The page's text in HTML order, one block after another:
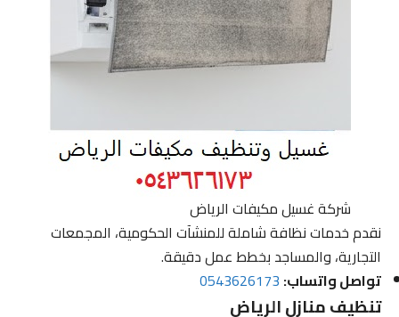
شركة غسيل مكيفات الرياض
نقدم خدمات نظافة شاملة للمنشآت الحكومية، المجمعات
التجارية، والمساجد بخطط عمل دقيقة.
تواصل واتساب:0543626173
تنظيف منازل الرياض